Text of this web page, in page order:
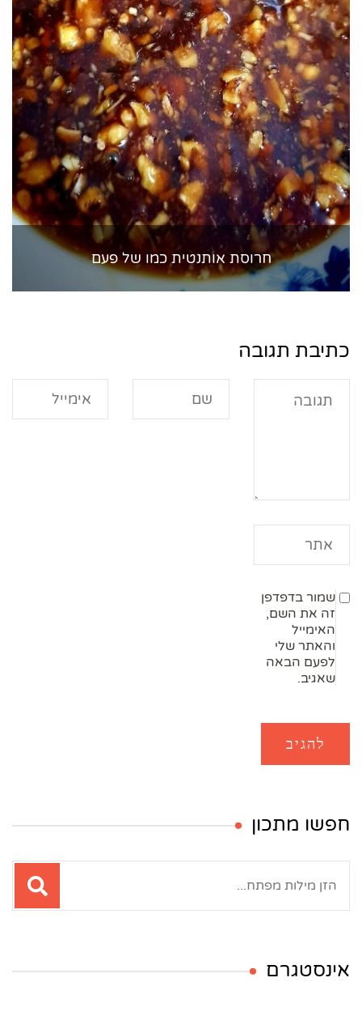
חרוסת אותנטית כמו של פעם
כתיבת תגובה
שמור בדפדפן
זה את השם,
האימייל
והאתר שלי
לפעם הבאה
שאגיב.
חפשו מתכון
אינסטגרם